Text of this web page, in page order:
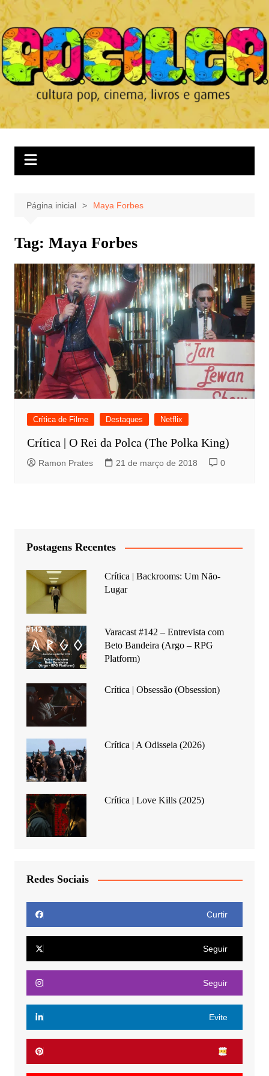
Ir
para
o
conteúdo
Página inicial Maya Forbes
Tag: Maya Forbes
Crítica de Filme Destaques Netflix
Crítica | O Rei da Polca (The Polka King)
Ramon Prates 21 de março de 2018 0
Postagens Recentes
Crítica | Backrooms: Um Não-
Lugar
Varacast #142 – Entrevista com
Beto Bandeira (Argo – RPG
Platform)
Crítica | Obsessão (Obsession)
Crítica | A Odisseia (2026)
Crítica | Love Kills (2025)
Redes Sociais
Curtir
Seguir
Seguir
Evite